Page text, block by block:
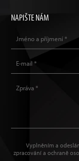
NAPIŠTE NÁM
Vyplněním a
zpracování a ochraně